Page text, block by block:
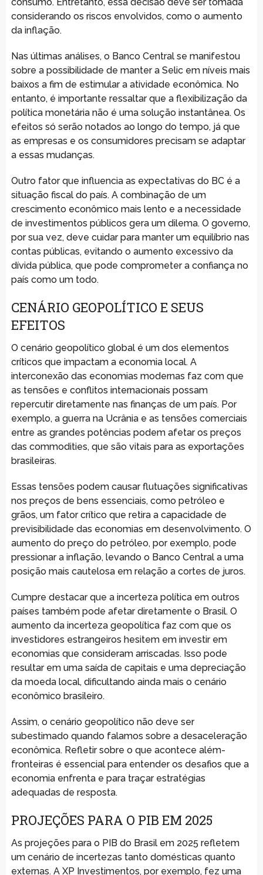
considerando os riscos envolvidos, como o aumento
da inflação.
Nas últimas análises, o Banco Central se manifestou
sobre a possibilidade de manter a Selic em níveis mais
baixos a fim de estimular a atividade econômica. No
entanto, é importante ressaltar que a flexibilização da
política monetária não é uma solução instantânea. Os
efeitos só serão notados ao longo do tempo, já que
as empresas e os consumidores precisam se adaptar
a essas mudanças.
Outro fator que influencia as expectativas do BC é a
situação fiscal do país. A combinação de um
crescimento econômico mais lento e a necessidade
de investimentos públicos gera um dilema. O governo,
por sua vez, deve cuidar para manter um equilíbrio nas
contas públicas, evitando o aumento excessivo da
dívida pública, que pode comprometer a confiança no
país como um todo.
CENÁRIO GEOPOLÍTICO E SEUS
EFEITOS
O cenário geopolítico global é um dos elementos
críticos que impactam a economia local. A
interconexão das economias modernas faz com que
as tensões e conflitos internacionais possam
repercutir diretamente nas finanças de um país. Por
exemplo, a guerra na Ucrânia e as tensões comerciais
entre as grandes potências podem afetar os preços
das commodities, que são vitais para as exportações
brasileiras.
Essas tensões podem causar flutuações significativas
nos preços de bens essenciais, como petróleo e
grãos, um fator crítico que retira a capacidade de
previsibilidade das economias em desenvolvimento. O
aumento do preço do petróleo, por exemplo, pode
pressionar a inflação, levando o Banco Central a uma
posição mais cautelosa em relação a cortes de juros.
Cumpre destacar que a incerteza política em outros
países também pode afetar diretamente o Brasil. O
aumento da incerteza geopolítica faz com que os
investidores estrangeiros hesitem em investir em
economias que consideram arriscadas. Isso pode
resultar em uma saída de capitais e uma depreciação
da moeda local, dificultando ainda mais o cenário
econômico brasileiro.
Assim, o cenário geopolítico não deve ser
subestimado quando falamos sobre a desaceleração
econômica. Refletir sobre o que acontece além-
fronteiras é essencial para entender os desafios que a
economia enfrenta e para traçar estratégias
adequadas de resposta.
PROJEÇÕES PARA O PIB EM 2025
As projeções para o PIB do Brasil em 2025 refletem
um cenário de incertezas tanto domésticas quanto
externas. A XP Investimentos, por exemplo, fez uma